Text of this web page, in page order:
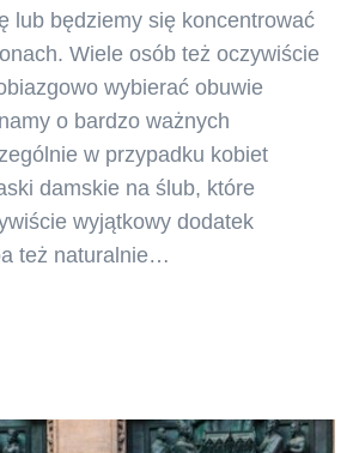
lub będziemy się koncentrować
Wiele osób też oczywiście
wybierać obuwie
o bardzo ważnych
w przypadku kobiet
damskie na ślub, które
wyjątkowy dodatek
też naturalnie…